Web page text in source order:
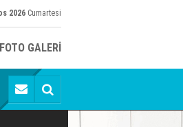
2026 Cumartesi
FOTO GALERİ
söyledikleri başına iş açtı!